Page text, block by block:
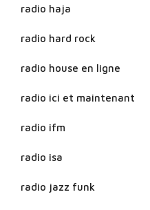
radio haja
radio hard rock
radio house en ligne
radio ici et maintenant
radio ifm
radio isa
radio jazz funk